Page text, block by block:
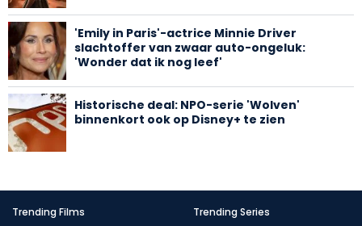
'Emily in Paris'-actrice Minnie Driver
slachtoffer van zwaar auto-ongeluk:
'Wonder dat ik nog leef'
Historische deal: NPO-serie 'Wolven'
binnenkort ook op Disney+ te zien
Trending Films Trending Series